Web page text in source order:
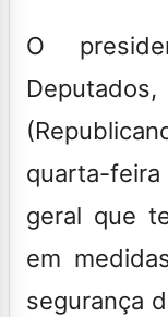
O
quarta-
geral que
em
segurança